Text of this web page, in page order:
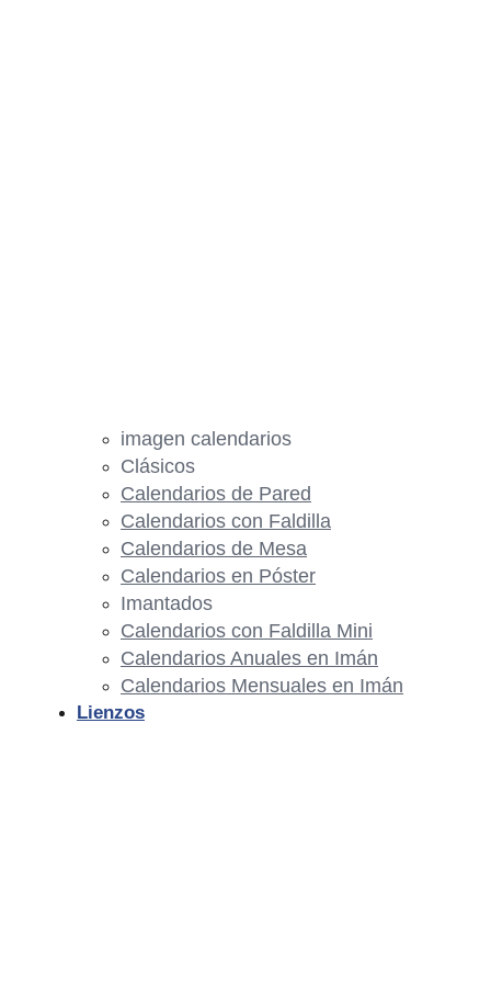
imagen calendarios
Clásicos
Calendarios de Pared
Calendarios con Faldilla
Calendarios de Mesa
Calendarios en Póster
Imantados
Calendarios con Faldilla Mini
Calendarios Anuales en Imán
Calendarios Mensuales en Imán
Lienzos